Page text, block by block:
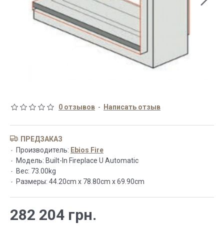
0 отзывов - Написать отзыв
282 204 грн.
ПРЕДЗАКАЗ
Производитель: Ebios Fire
Модель: Built-In Fireplace U Automatic
Вес: 73.00kg
Размеры: 44.20cm x 78.80cm x 69.90cm